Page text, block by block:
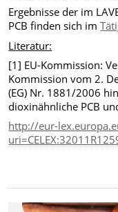
Ergebnisse der im
PCB finden sich im
Literatur:
[1] EU-Kommission:
Kommission vom 2.
(EG) Nr. 1881/2006
dioxinähnliche PCB
http://eur-